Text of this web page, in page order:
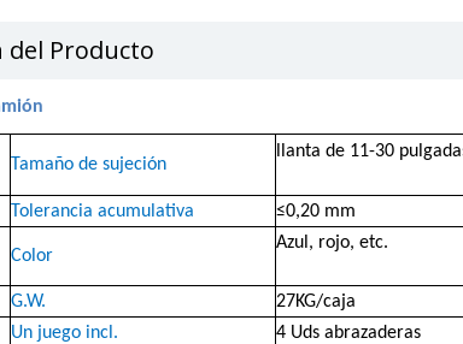
del Producto
Tamaño de sujeción
llanta de 11-30
Tolerancia acumulativa ≤0,20 mm
Color
Azul, rojo, etc.
G.W.
27KG/caja
Un juego incl. 4 Uds abrazaderas